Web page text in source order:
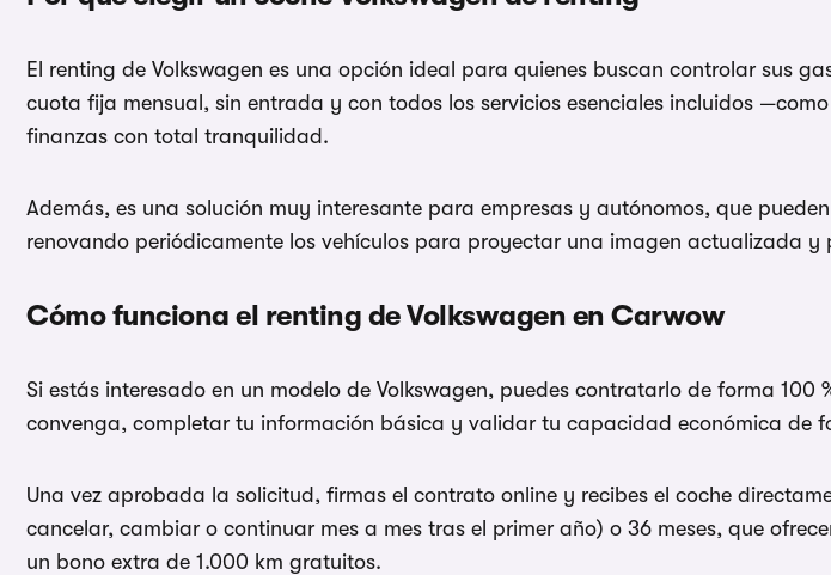
El renting de Volkswagen es una opción ideal para quienes buscan controlar sus
cuota fija mensual, sin entrada y con todos los servicios esenciales incluidos
finanzas con total tranquilidad.
Además, es una solución muy interesante para empresas y autónomos, que
renovando periódicamente los vehículos para proyectar una imagen actualizada y
Cómo funciona el renting de Volkswagen en Carwow
Si estás interesado en un modelo de Volkswagen, puedes contratarlo de forma
convenga, completar tu información básica y validar tu capacidad económica de
Una vez aprobada la solicitud, firmas el contrato online y recibes el coche
cancelar, cambiar o continuar mes a mes tras el primer año) o 36 meses, que
un bono extra de 1.000 km gratuitos.